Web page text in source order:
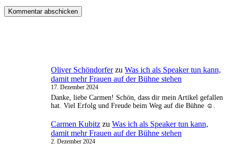
Oliver Schöndorferzu Was ich als Speaker tun kann,
damit mehr Frauen auf der Bühne stehen
17. Dezember 2024
Danke, liebe Carmen! Schön, dass dir mein Artikel gefallen
hat. Viel Erfolg und Freude beim Weg auf die Bühne ☺️.
Carmen Kubitz zu Was ich als Speaker tun kann,
damit mehr Frauen auf der Bühne stehen
2. Dezember 2024